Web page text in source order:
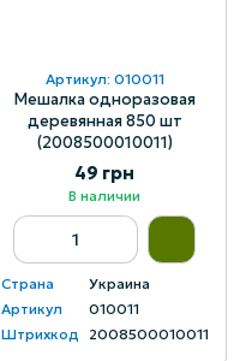
Артикул: 010011
Мешалка одноразовая
деревянная 850 шт
(2008500010011)
49 грн
В наличии
Страна
Украина
Артикул
010011
Штрихкод
2008500010011